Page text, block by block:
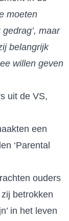
moeten
maar
belangrijk
willen geven
uit de VS,
een
‘Parental
ouders
betrokken
in het leven